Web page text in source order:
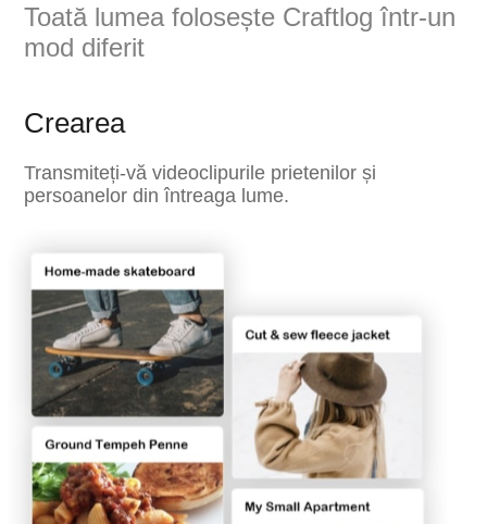
Toată lumea folosește Craftlog într-un
mod diferit
Crearea
Transmiteți-vă videoclipurile prietenilor și
persoanelor din întreaga lume.